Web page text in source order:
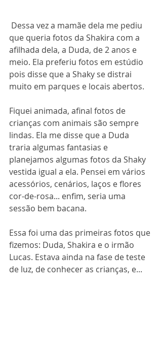
que queria fotos da Shakira com a
afilhada dela, a Duda, de 2 anos e
meio. Ela preferiu fotos em estúdio
pois disse que a Shaky se distrai
muito em parques e locais abertos.
Fiquei animada, afinal fotos de
crianças com animais são sempre
lindas. Ela me disse que a Duda
traria algumas fantasias e
planejamos algumas fotos da Shaky
vestida igual a ela. Pensei em vários
acessórios, cenários, laços e flores
cor-de-rosa... enfim, seria uma
sessão bem bacana.
Essa foi uma das primeiras fotos que
fizemos: Duda, Shakira e o irmão
Lucas. Estava ainda na fase de teste
de luz, de conhecer as crianças, e...